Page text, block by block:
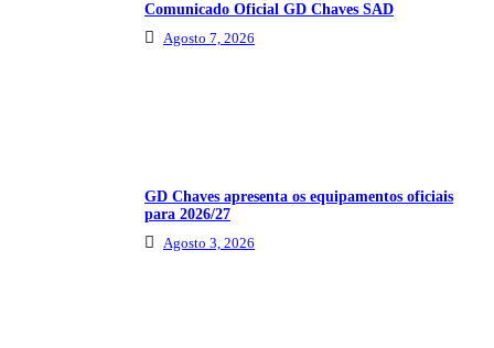
Comunicado Oficial GD Chaves SAD
Agosto 7, 2026
GD Chaves apresenta os equipamentos oficiais
para 2026/27
Agosto 3, 2026